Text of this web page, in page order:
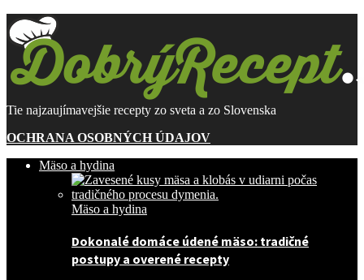
Tie najzaujímavejšie recepty zo sveta a zo Slovenska
OCHRANA OSOBNÝCH ÚDAJOV
Mäso a hydina
Mäso a hydina
Dokonalé domáce údené mäso: tradičné
postupy a overené recepty